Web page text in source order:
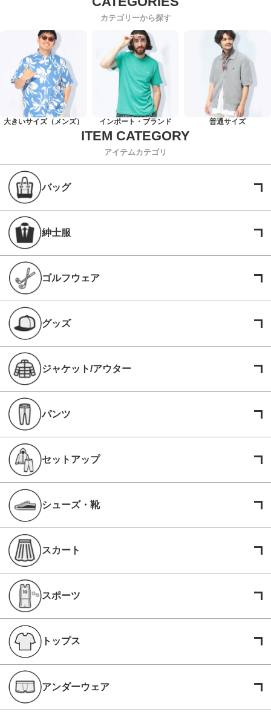
カテゴリーから探す
大きいサイズ（メンズ） インポート・ブランド 普通サイズ
アイテムカテゴリ
バッグ
紳士服
ゴルフウェア
グッズ
ジャケット/アウター
パンツ
セットアップ
シューズ・靴
スカート
スポーツ
トップス
アンダーウェア